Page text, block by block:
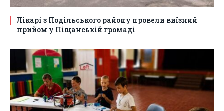
Лікарі з Подільського району провели виїзний
прийом у Піщанській громаді